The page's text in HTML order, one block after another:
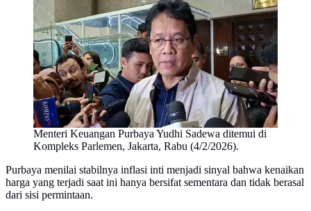
Menteri Keuangan Purbaya Yudhi Sadewa ditemui di
Kompleks Parlemen, Jakarta, Rabu (4/2/2026).
Purbaya menilai stabilnya inflasi inti menjadi sinyal bahwa kenaikan
harga yang terjadi saat ini hanya bersifat sementara dan tidak berasal
dari sisi permintaan.